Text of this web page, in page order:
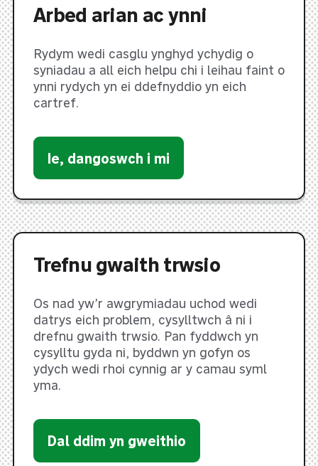
Arbed arian ac ynni
Rydym wedi casglu ynghyd ychydig o
syniadau a all eich helpu chi i leihau faint o
ynni rydych yn ei ddefnyddio yn eich
cartref.
Ie, dangoswch i mi
Trefnu gwaith trwsio
Os nad yw’r awgrymiadau uchod wedi
datrys eich problem, cysylltwch â ni i
drefnu gwaith trwsio. Pan fyddwch yn
cysylltu gyda ni, byddwn yn gofyn os
ydych wedi rhoi cynnig ar y camau syml
yma.
Dal ddim yn gweithio